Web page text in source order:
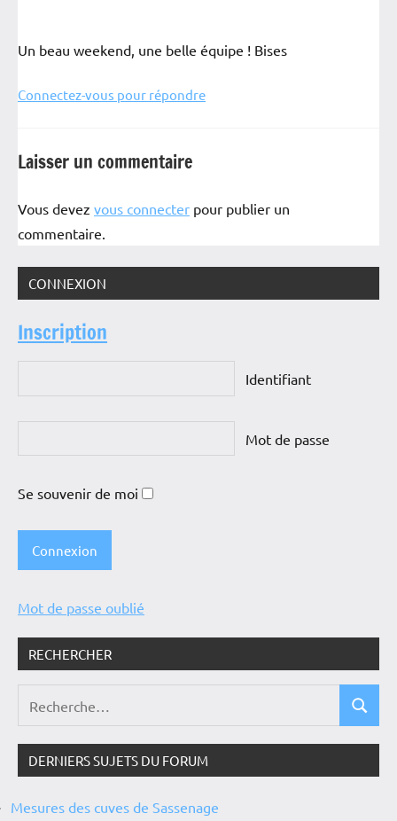
Un beau weekend, une belle équipe ! Bises
Connectez-vous pour répondre
Laisser un commentaire
Vous devez vous connecter pour publier un
commentaire.
CONNEXION
Inscription
Identifiant
Mot de passe
Se souvenir de moi
Mot de passe oublié
RECHERCHER
DERNIERS SUJETS DU FORUM
Mesures des cuves de Sassenage